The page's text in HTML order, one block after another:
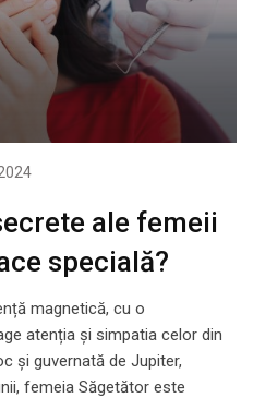
ale femeii
specială?
magnetică, cu o
atenția și simpatia celor din
și guvernată de Jupiter,
femeia Săgetător este